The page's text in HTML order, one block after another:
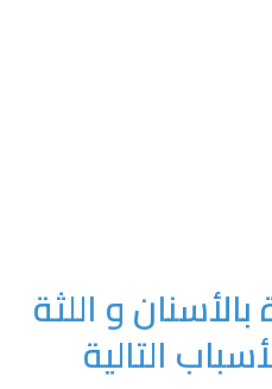
و اللثة
التالية